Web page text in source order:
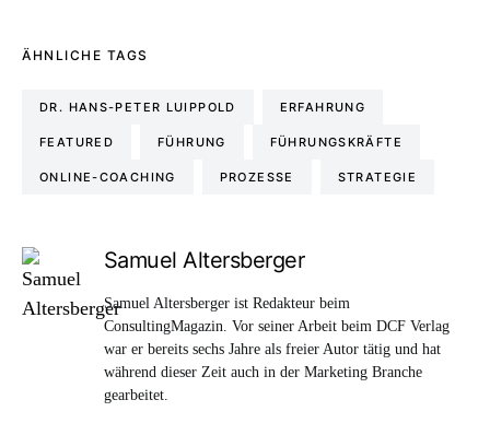
ÄHNLICHE TAGS
DR. HANS-PETER LUIPPOLD ERFAHRUNG
FEATURED FÜHRUNG FÜHRUNGSKRÄFTE
ONLINE-COACHING PROZESSE STRATEGIE
Samuel Altersberger
Samuel Altersberger ist Redakteur beim
ConsultingMagazin. Vor seiner Arbeit beim DCF Verlag
war er bereits sechs Jahre als freier Autor tätig und hat
während dieser Zeit auch in der Marketing Branche
gearbeitet.